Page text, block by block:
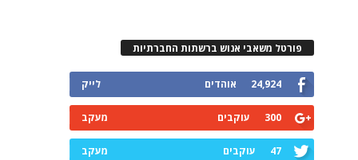
פורטל משאבי אנוש ברשתות החברתיות
24,924 אוהדים לייק
300 עוקבים מעקב
47 עוקבים מעקב